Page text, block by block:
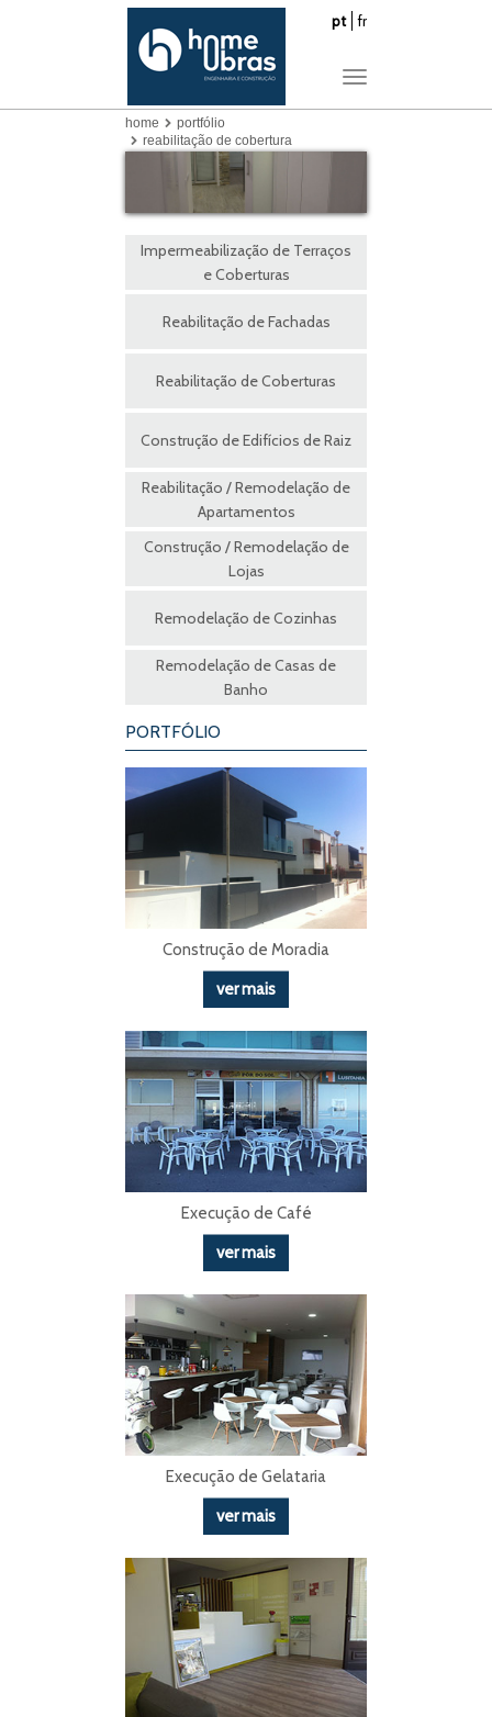
pt fr
Toggle
home
portfólio
reabilitação de cobertura
Impermeabilização de Terraços
e Coberturas
Reabilitação de Fachadas
Reabilitação de Coberturas
Construção de Edifícios de Raiz
Reabilitação / Remodelação de
Apartamentos
Construção / Remodelação de
Lojas
Remodelação de Cozinhas
Remodelação de Casas de
Banho
PORTFÓLIO
Construção de Moradia
ver mais
Execução de Café
ver mais
Execução de Gelataria
ver mais